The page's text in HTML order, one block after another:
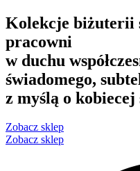
Kolekcje biżuterii
pracowni
w duchu
świadomego,
z myślą o kobiecej
Zobacz sklep
Zobacz sklep